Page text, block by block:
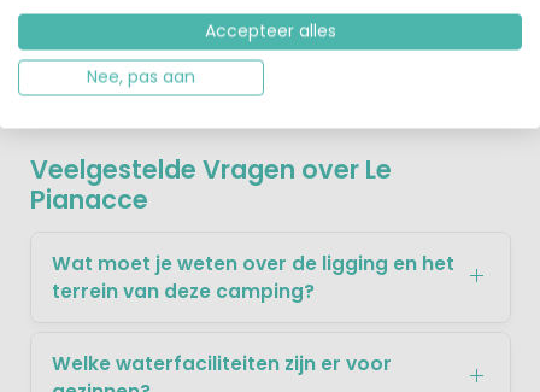
Italiaanse maaltijd bezoeken. De steden Siena en
Florence liggen wat verder weg (100km. resp. 135 km.)
maar zijn ook goed te bereiken.
Veelgestelde Vragen over Le
Pianacce
Wat moet je weten over de ligging en het
terrein van deze camping?
Welke waterfaciliteiten zijn er voor
Accepteer alles
Nee, pas aan